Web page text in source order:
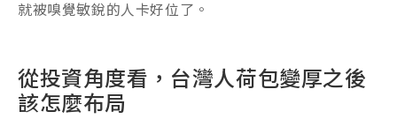
就被嗅覺敏銳的人卡好位了。
從投資角度看，台灣人荷包變厚之後
該怎麼布局